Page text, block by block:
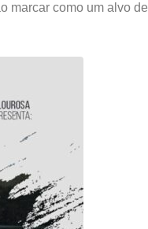
marcar como um alvo de